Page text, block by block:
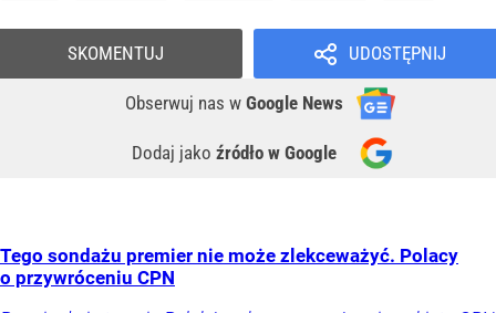
UDOSTĘPNIJ
Obserwuj nas w Google News
Dodaj jako źródło w Google
SKOMENTUJ
Tego sondażu premier nie może zlekceważyć. Polacy
o przywróceniu CPN